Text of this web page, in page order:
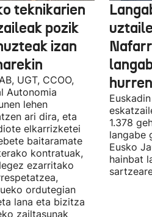
teknikarien
pozik
izan
UGT, CCOO,
Autonomia
lehen
ari dira, eta
elkarrizketei
baitaramate
kontratuak,
ezarritako
ordutegian
lana eta bizitza
zailtasunak
1.378
langabe
Eusko
hainbat